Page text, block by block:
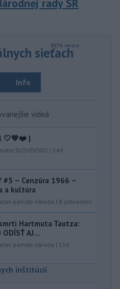
rady SR
sieťach
Info
videá
🤍💙❤️ |
SLOVENSKO | 149
#5 – Cenzúra 1966 –
a kultúra
pamäti národa | 8 zobrazení
Hartmuta Tautza:
ODÍSŤ AJ...
pamäti národa | 116
inštitúcií